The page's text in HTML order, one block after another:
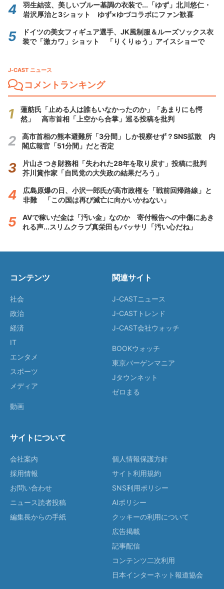
羽生結弦、美しいブルー基調の衣装で...「ゆず」北川悠仁・
岩沢厚治と3ショット ゆず×ゆづコラボにファン歓喜
ドイツの美女フィギュア選手、JK風制服＆ルーズソックス衣
装で「激カワ」ショット 「りくりゅう」アイスショーで
J-CAST ニュース
コメントランキング
蓮舫氏「止める人は誰もいなかったのか」「あまりにも愕
然」 高市首相「上空から合掌」巡る投稿を批判
高市首相の熊本避難所「3分間」しか視察せず？SNS拡散 内
閣広報官「51分間」だと否定
片山さつき財務相「失われた28年を取り戻す」投稿に批判
芥川賞作家「自民党の大失政の結果だろう」
広島原爆の日、小沢一郎氏が高市政権を「戦前回帰路線」と
非難 「この国は再び滅亡に向かいかねない」
AVで稼いだ金は「汚い金」なのか 寄付報告への中傷にあき
れる声...スリムクラブ真栄田もバッサリ「汚い心だね」
コンテンツ
社会
政治
経済
IT
エンタメ
スポーツ
メディア
動画
関連サイト
J-CASTニュース
J-CASTトレンド
J-CAST会社ウォッチ
BOOKウォッチ
東京バーゲンマニア
Jタウンネット
ゼロまる
サイトについて
会社案内
採用情報
お問い合わせ
ニュース読者投稿
編集長からの手紙
個人情報保護方針
サイト利用規約
SNS利用ポリシー
AIポリシー
クッキーの利用について
広告掲載
記事配信
コンテンツ二次利用
日本インターネット報道協会